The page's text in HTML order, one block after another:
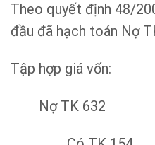
Theo quyết định 48/
đầu đã hạch toán Nợ
Tập hợp giá vốn:
Nợ TK 632